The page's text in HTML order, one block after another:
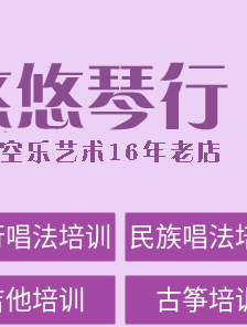
法培训 民族唱法
培训 古筝培